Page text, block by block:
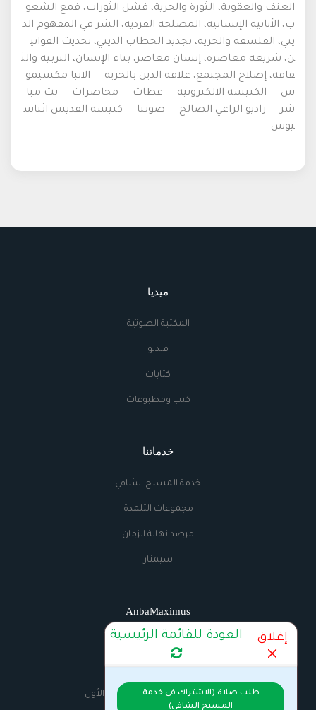
العنف والعقوبة، الثورة والحرية، فشل الثورات، قمع الشعو
ب، الأنانية الإنسانية، المصلحة الفردية، الشر في المفهوم الد
يني، الفلسفة والحرية، تجديد الخطاب الديني، تحديث القواني
ن، شريعة معاصرة، إنسان معاصر، بناء الإنسان، التربية والث
قافة، إصلاح المجتمع، علاقة الدين بالحرية
الانبا مكسيمو
س
الكنيسة الالكترونية عظات محاضرات
بث مبا
شر
راديو الراعي الصالح صوتنا
كنيسة القديس اثناس
يوس
ميديا
المكتبة الصوتية
فيديو
كتابات
كتب ومطبوعات
خدماتنا
خدمة المسيح الشافي
مجموعات التلمذة
مرصد نهاية الزمان
سيمنار
AnbaMaximus
اتصل بنا
الراديو
السيرة الذاتية للانبا مكسيموس الأول
إغلاق العودة للقائمة الرئيسية
طلب صلاة (الاشتراك فى خدمة
المسيح الشافي)